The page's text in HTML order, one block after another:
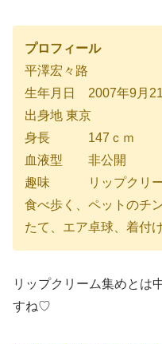
プロフィール
平澤宏々路
生年月日 2007年9月21
出身地 東京
身長 147ｃｍ
血液型 非公開
趣味 リップクリー
食べ歩く、ペットの
たて、エア卓球、着付
リップクリーム集めとは
すね♡